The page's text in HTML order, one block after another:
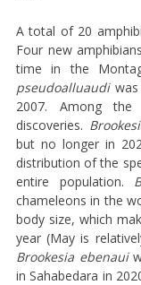
A total of 20
Four new
time in the
pseudoalluaudiwas
2007. Among
discoveries.
but no longer in
distribution of the
entire population.
chameleons in the
body size, which
year (May is
Brookesia ebenaui
in Sahabedara in